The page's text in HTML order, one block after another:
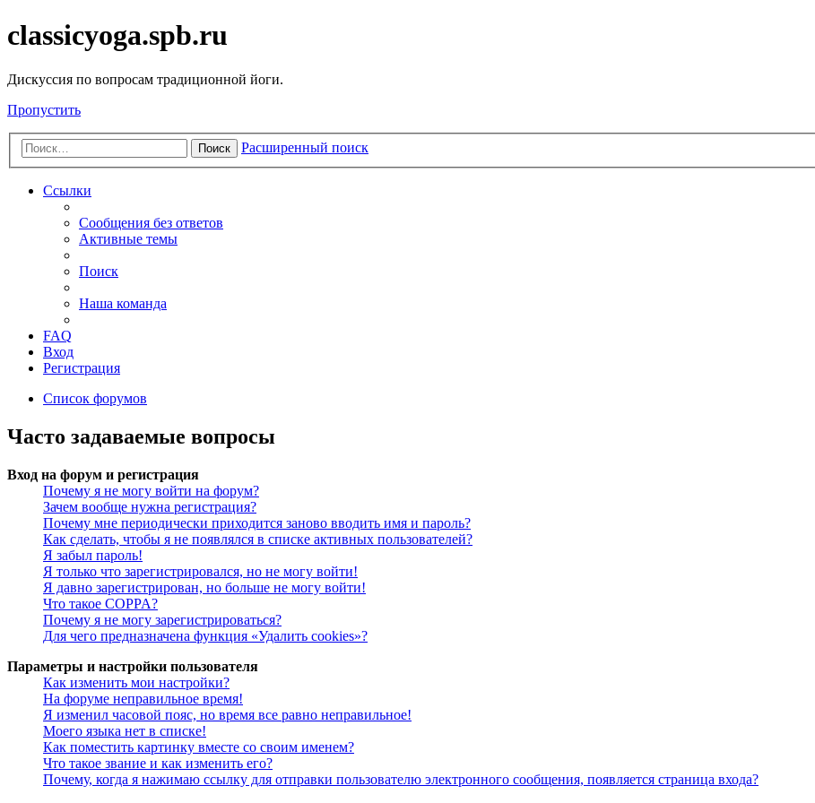
classicyoga.spb.ru
Дискуссия по вопросам традиционной йоги.
Пропустить
Поиск Расширенный поиск
Ссылки
Сообщения без ответов
Активные темы
Поиск
Наша команда
FAQ
Вход
Регистрация
Список форумов
Часто задаваемые вопросы
Вход на форум и регистрация
Почему я не могу войти на форум?
Зачем вообще нужна регистрация?
Почему мне периодически приходится заново вводить имя и пароль?
Как сделать, чтобы я не появлялся в списке активных пользователей?
Я забыл пароль!
Я только что зарегистрировался, но не могу войти!
Я давно зарегистрирован, но больше не могу войти!
Что такое COPPA?
Почему я не могу зарегистрироваться?
Для чего предназначена функция «Удалить cookies»?
Параметры и настройки пользователя
Как изменить мои настройки?
На форуме неправильное время!
Я изменил часовой пояс, но время все равно неправильное!
Моего языка нет в списке!
Как поместить картинку вместе со своим именем?
Что такое звание и как изменить его?
Почему, когда я нажимаю ссылку для отправки пользователю электронного сообщения, появляется страница входа?